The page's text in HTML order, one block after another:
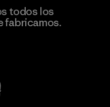
Ltd.
todos los
fabricamos.